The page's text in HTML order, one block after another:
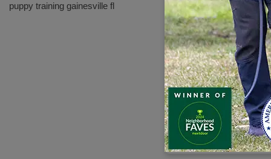
puppy training gainesville fl